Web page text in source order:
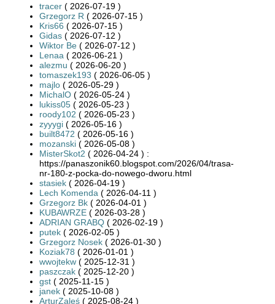
tracer ( 2026-07-19 )
Grzegorz R ( 2026-07-15 )
Kris66 ( 2026-07-15 )
Gidas ( 2026-07-12 )
Wiktor Be ( 2026-07-12 )
Lenaa ( 2026-06-21 )
alezmu ( 2026-06-20 )
tomaszek193 ( 2026-06-05 )
majlo ( 2026-05-29 )
MichalO ( 2026-05-24 )
lukiss05 ( 2026-05-23 )
roody102 ( 2026-05-23 )
zyyygi ( 2026-05-16 )
built8472 ( 2026-05-16 )
mozanski ( 2026-05-08 )
MisterSkot2 ( 2026-04-24 ) :
https://panaszonik60.blogspot.com/2026/04/trasa-
nr-180-z-pocka-do-nowego-dworu.html
stasiek ( 2026-04-19 )
Lech Komenda ( 2026-04-11 )
Grzegorz Bk ( 2026-04-01 )
KUBAWRZE ( 2026-03-28 )
ADRIAN GRABQ ( 2026-02-19 )
putek ( 2026-02-05 )
Grzegorz Nosek ( 2026-01-30 )
Koziak78 ( 2026-01-01 )
wwojtekw ( 2025-12-31 )
paszczak ( 2025-12-20 )
gst ( 2025-11-15 )
janek ( 2025-10-08 )
ArturZaleś ( 2025-08-24 )